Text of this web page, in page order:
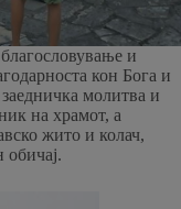
и
кон Бога и
молитва и
на храмот, а
жито и колач,
обичај.